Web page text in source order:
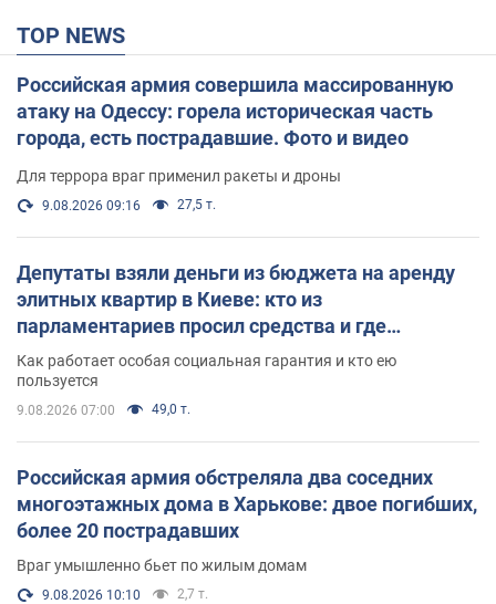
TOP NEWS
Российская армия совершила массированную
атаку на Одессу: горела историческая часть
города, есть пострадавшие. Фото и видео
Для террора враг применил ракеты и дроны
9.08.2026 09:16 27,5 т.
Депутаты взяли деньги из бюджета на аренду
элитных квартир в Киеве: кто из
парламентариев просил средства и где
поселился
Как работает особая социальная гарантия и кто ею
пользуется
9.08.2026 07:00 49,0 т.
Российская армия обстреляла два соседних
многоэтажных дома в Харькове: двое погибших,
более 20 пострадавших
Враг умышленно бьет по жилым домам
9.08.2026 10:10 2,7 т.